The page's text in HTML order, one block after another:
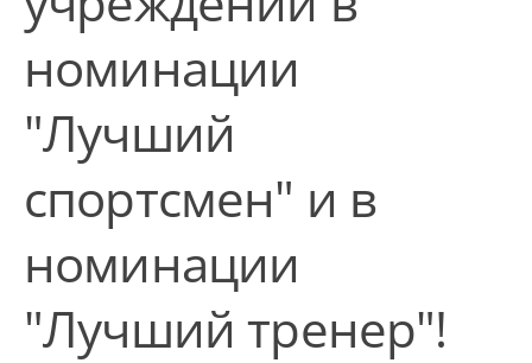
номинации
"Лучший
спортсмен" и в
номинации
"Лучший тренер"!